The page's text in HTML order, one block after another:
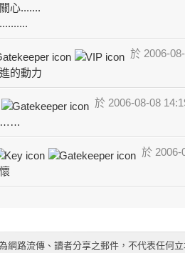
心.......
於 2006-
的動力
於 2006-08-08
……
於 2006-
網路流傳、讀者分享之郵件，不代表任何